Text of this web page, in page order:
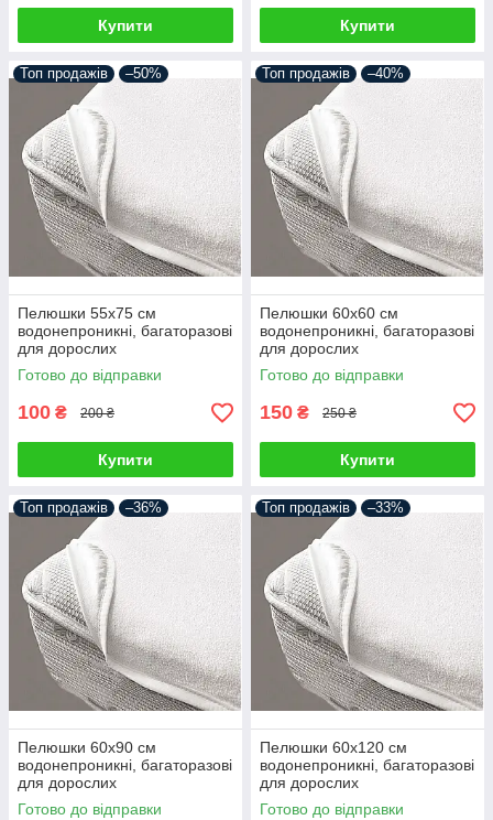
Купити Купити
Топ продажів –50%
Пелюшки 55х75 см
водонепроникні, багаторазові
для дорослих
Готово до відправки
100 ₴ 200 ₴
Купити
Топ продажів –40%
Пелюшки 60х60 см
водонепроникні, багаторазові
для дорослих
Готово до відправки
150 ₴ 250 ₴
Купити
Топ продажів –36%
Пелюшки 60х90 см
водонепроникні, багаторазові
для дорослих
Готово до відправки
Топ продажів –33%
Пелюшки 60х120 см
водонепроникні, багаторазові
для дорослих
Готово до відправки